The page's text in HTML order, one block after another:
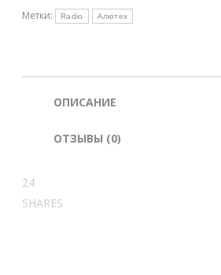
Метки:
Radio Алютех
ОПИСАНИЕ
ОТЗЫВЫ (0)
24
SHARES